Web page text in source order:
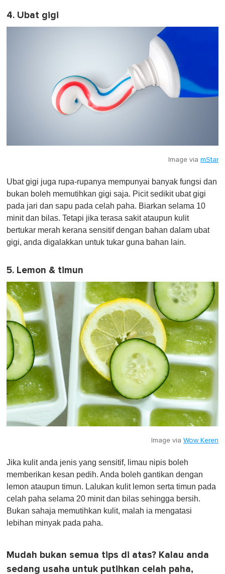
4. Ubat gigi
Image via mStar
Ubat gigi juga rupa-rupanya mempunyai banyak fungsi dan
bukan boleh memutihkan gigi saja. Picit sedikit ubat gigi
pada jari dan sapu pada celah paha. Biarkan selama 10
minit dan bilas. Tetapi jika terasa sakit ataupun kulit
bertukar merah kerana sensitif dengan bahan dalam ubat
gigi, anda digalakkan untuk tukar guna bahan lain.
5. Lemon & timun
Image via Wow Keren
Jika kulit anda jenis yang sensitif, limau nipis boleh
memberikan kesan pedih. Anda boleh gantikan dengan
lemon ataupun timun. Lalukan kulit lemon serta timun pada
celah paha selama 20 minit dan bilas sehingga bersih.
Bukan sahaja memutihkan kulit, malah ia mengatasi
lebihan minyak pada paha.
Mudah bukan semua tips di atas? Kalau anda
sedang usaha untuk putihkan celah paha,